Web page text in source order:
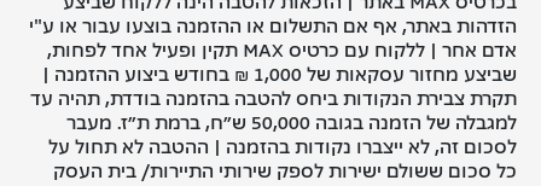
הזדהות באתר, אף אם התשלום או ההזמנה בוצעו עבור או ע"י
אדם אחר | ללקוח עם כרטיס MAX תקין ופעיל אחד לפחות,
שביצע מחזור עסקאות של 1,000 ₪ בחודש ביצוע ההזמנה |
תקרת צבירת הנקודות ביחס להטבה בהזמנה בודדת, תהיה עד
למגבלה של הזמנה בגובה 50,000 ש״ח, ברמת ת״ז. מעבר
לסכום זה, לא ייצברו נקודות בהזמנה | ההטבה לא תחול על
כל סכום ששולם ישירות לספק שירותי התיירות/ בית העסק